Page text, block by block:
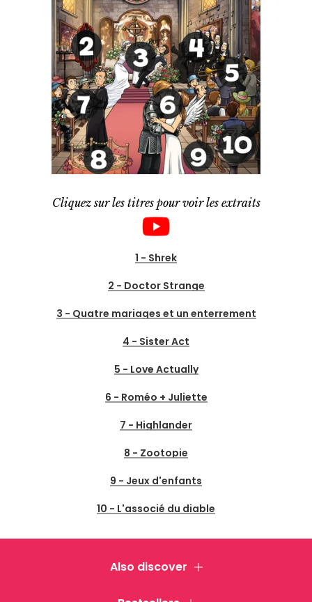
Cliquez sur les titres pour voir les extraits
1 - Shrek
2 - Doctor Strange
3 - Quatre mariages et un enterrement
4 - Sister Act
5 - Love Actually
6 - Roméo + Juliette
7 - Highlander
8 - Zootopie
9 - Jeux d'enfants
10 - L'associé du diable
Also discover